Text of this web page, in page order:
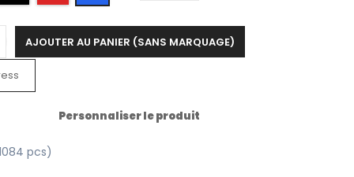
AJOUTER AU PANIER (SANS MARQUAGE)
Personnaliser le produit
pcs)